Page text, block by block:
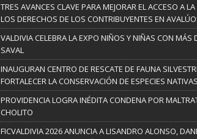
TRES AVANCES CLAVE PARA MEJORAR EL ACCESO A
LOS DERECHOS DE LOS CONTRIBUYENTES EN
VALDIVIA CELEBRA LA EXPO NIÑOS Y NIÑAS CON MÁS
SAVAL
INAUGURAN CENTRO DE RESCATE DE FAUNA
FORTALECER LA CONSERVACIÓN DE ESPECIES NATIVAS
PROVIDENCIA LOGRA INÉDITA CONDENA POR
CHOLITO
FICVALDIVIA 2026 ANUNCIA A LISANDRO ALONSO,